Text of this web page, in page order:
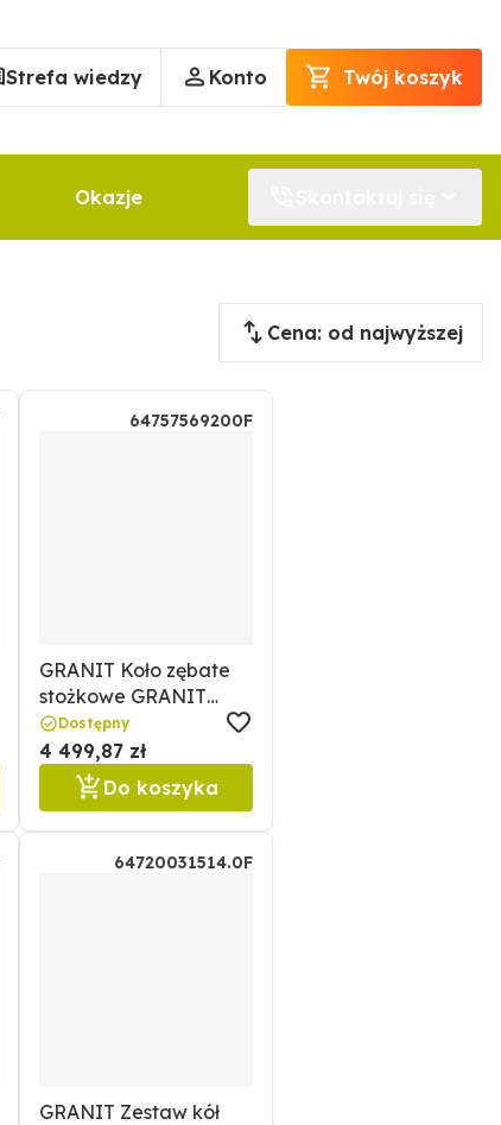
Strefa wiedzy Konto Twój koszyk
Okazje
Cena: od najwyższej
64757569200F
GRANIT Koło zębate
stożkowe GRANIT
64757569200F
Dostępny
4 499,87 zł
Do koszyka
64720031514.0F
GRANIT Zestaw kół